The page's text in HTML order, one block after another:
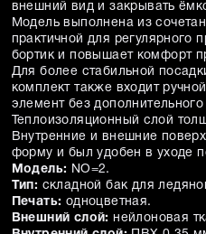
внешний вид и закрывать
Модель выполнена из
практичной для регулярного
бортик и повышает комфорт
Для более стабильной
комплект также входит
элемент без
Теплоизоляционный слой
Внутренние и внешние
форму и был удобен в уходе
Модель:
NO=2.
Тип: складной бак для
Печать: одноцветная.
Внешний слой: нейлоновая